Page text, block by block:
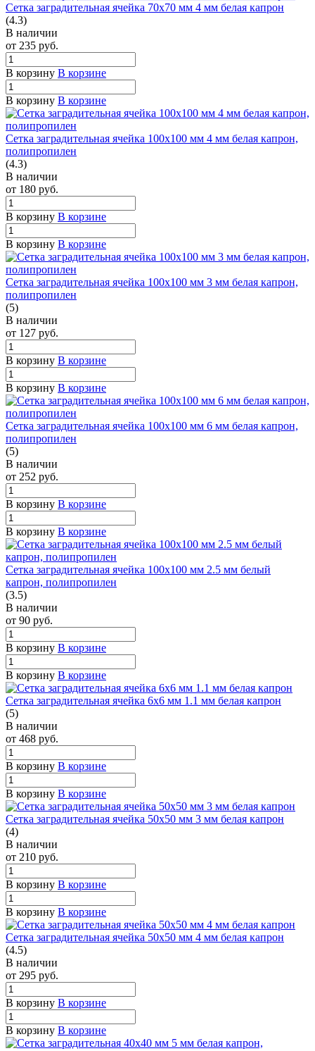
Сетка заградительная ячейка 70х70 мм 4 мм белая капрон
(4.3)
В наличии
от 235 руб.
В корзину В корзине
В корзину В корзине
Сетка заградительная ячейка 100х100 мм 4 мм белая капрон,
полипропилен
(4.3)
В наличии
от 180 руб.
В корзину В корзине
В корзину В корзине
Сетка заградительная ячейка 100х100 мм 3 мм белая капрон,
полипропилен
(5)
В наличии
от 127 руб.
В корзину В корзине
В корзину В корзине
Сетка заградительная ячейка 100х100 мм 6 мм белая капрон,
полипропилен
(5)
В наличии
от 252 руб.
В корзину В корзине
В корзину В корзине
Сетка заградительная ячейка 100х100 мм 2.5 мм белый
капрон, полипропилен
(3.5)
В наличии
от 90 руб.
В корзину В корзине
В корзину В корзине
Сетка заградительная ячейка 6х6 мм 1.1 мм белая капрон
(5)
В наличии
от 468 руб.
В корзину В корзине
В корзину В корзине
Сетка заградительная ячейка 50х50 мм 3 мм белая капрон
(4)
В наличии
от 210 руб.
В корзину В корзине
В корзину В корзине
Сетка заградительная ячейка 50х50 мм 4 мм белая капрон
(4.5)
В наличии
от 295 руб.
В корзину В корзине
В корзину В корзине